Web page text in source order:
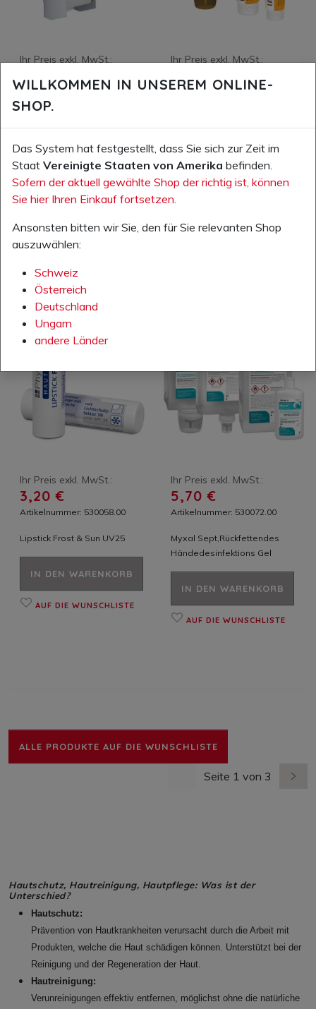
Ihr Preis exkl. MwSt.:
Artikelnummer: 530006.00
IN DEN WARENKORB
AUF DIE WUNSCHLISTE
Ihr Preis exkl. MwSt.:
Artikelnummer: 530055.00
IN DEN WARENKORB
Ihr Preis exkl. MwSt.:
3,20 €
Artikelnummer: 530058.00
Lipstick Frost & Sun UV25
IN DEN WARENKORB
AUF DIE WUNSCHLISTE
Ihr Preis exkl. MwSt.:
5,70 €
Artikelnummer: 530072.00
Myxal Sept,Rückfettendes
Händedesinfektions Gel
IN DEN WARENKORB
AUF DIE WUNSCHLISTE
ALLE PRODUKTE AUF DIE WUNSCHLISTE
Seite 1 von 3
Hautschutz, Hautreinigung, Hautpflege: Was ist der
Unterschied?
Hautschutz:
Prävention von Hautkrankheiten verursacht durch die Arbeit mit
Produkten, welche die Haut schädigen können. Unterstützt bei der
Reinigung und der Regeneration der Haut.
Hautreinigung:
Verunreinigungen effektiv entfernen, möglichst ohne die natürliche
WILLKOMMEN IN UNSEREM ONLINE-
SHOP.
Das System hat festgestellt, dass Sie sich zur Zeit im
Staat Vereinigte Staaten von Amerika befinden.
Sofern der aktuell gewählte Shop der richtig ist, können
Sie hier Ihren Einkauf fortsetzen.
Ansonsten bitten wir Sie, den für Sie relevanten Shop
auszuwählen:
Schweiz
Österreich
Deutschland
Ungarn
andere Länder